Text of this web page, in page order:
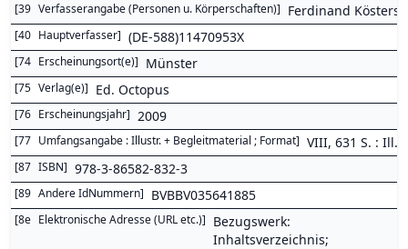
[39 Verfasserangabe (Personen u. Körperschaften)] Ferdinand Kösters
[40 Hauptverfasser] (DE-588)11470953X
[74 Erscheinungsort(e)] Münster
[75 Verlag(e)] Ed. Octopus
[76 Erscheinungsjahr] 2009
[77 Umfangsangabe : Illustr. + Begleitmaterial ; Format] VIII, 631 S. : Ill.
[87 ISBN] 978-3-86582-832-3
[89 Andere IdNummern] BVBBV035641885
[8e Elektronische Adresse (URL etc.)] Bezugswerk:
Inhaltsverzeichnis;